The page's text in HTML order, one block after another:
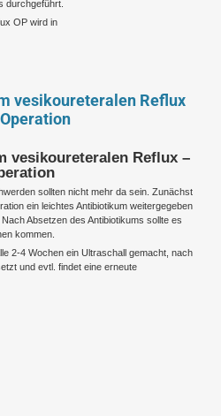
durchgeführt.
OP wird in
vesikoureteralen Reflux
vesikoureteralen Reflux –
sollten nicht mehr da sein. Zunächst
ein leichtes Antibiotikum weitergegeben
Absetzen des Antibiotikums sollte es
kommen.
2-4 Wochen ein Ultraschall gemacht, nach
und evtl. findet eine erneute